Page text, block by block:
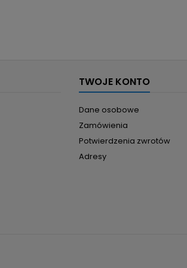
TWOJE KONTO
Dane osobowe
Zamówienia
Potwierdzenia zwrotów
Adresy